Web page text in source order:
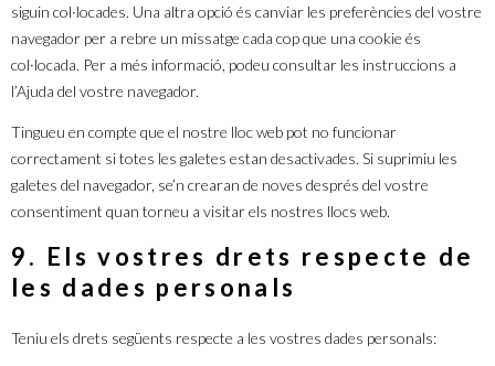
siguin col·locades. Una altra opció és canviar les preferències del vostre
navegador per a rebre un missatge cada cop que una cookie és
col·locada. Per a més informació, podeu consultar les instruccions a
l’Ajuda del vostre navegador.
Tingueu en compte que el nostre lloc web pot no funcionar
correctament si totes les galetes estan desactivades. Si suprimiu les
galetes del navegador, se’n crearan de noves després del vostre
consentiment quan torneu a visitar els nostres llocs web.
9. Els vostres drets respecte de
les dades personals
Teniu els drets següents respecte a les vostres dades personals: